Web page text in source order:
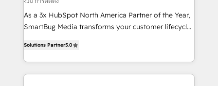
Accreditations. AI-Powered RevOps: Breeze AI,
custom AI agents, and high-integrity migrations for
total reporting clarity. Security & Compliance: SOC 2
security. 🏆 Why Bluleadz? GTM OS Partner | 16+
Years Experience | 1,000+ Five-Star Reviews
As a 3x HubSpot North America Partner of the Year,
SmartBug Media transforms your customer lifecycle
includes specialized divisions Globalia (AI &
Software) and Point Success Media (Paid Media),
making this the official home for all three brands. 🔄
Solutions Partner5.0